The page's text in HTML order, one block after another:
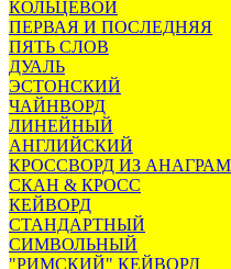
КОЛЬЦЕВОЙ
ПЕРВАЯ И ПОСЛЕДНЯЯ
ПЯТЬ СЛОВ
ДУАЛЬ
ЭСТОНСКИЙ
ЧАЙНВОРД
ЛИНЕЙНЫЙ
АНГЛИЙСКИЙ
КРОССВОРД ИЗ
СКАН & КРОСС
КЕЙВОРД
СТАНДАРТНЫЙ
СИМВОЛЬНЫЙ
"РИМСКИЙ" КЕЙВОРД